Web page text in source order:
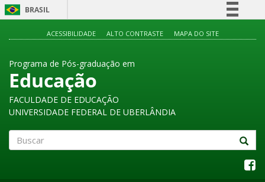
BRASIL
Canais
ACESSIBILIDADE ALTO CONTRASTE MAPA DO SITE
Programa de Pós-graduação em
Educação
FACULDADE DE EDUCAÇÃO
UNIVERSIDADE FEDERAL DE UBERLÂNDIA